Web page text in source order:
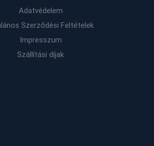
Adatvédelem
Szerződési Feltételek
Impresszum
Szállítási díjak